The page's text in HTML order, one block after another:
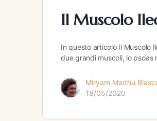
Il Muscolo
In questo articolo Il Muscolo
due grandi muscoli, lo psoas
Miryam Madhu
18/05/2020